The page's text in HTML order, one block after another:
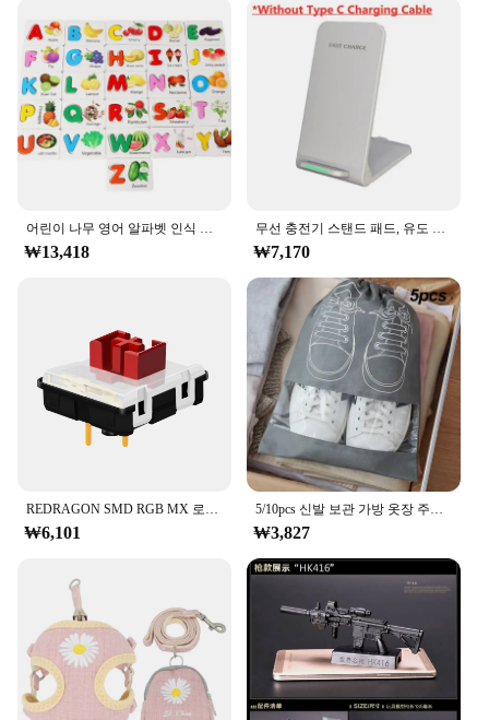
Type and Category: Educational Supplies
Shape or Size or Weight or Quantity: Each set
contains 52 cards
Performance and Property: Easy to handle and
shuffle, perfect for interactive learning
Features:
**Engaging Learning Experience**
The merka Alphabet Cards are an essential tool for
set contains 52 colorful cards, each featuring a
unique illustration of a letter from the Korean
alphabet. These cards are not just educational tools;
they are designed to be engaging and interactive,
making the learning process enjoyable and
effective. The vibrant colors and captivating
illustrations make it easy for children and adults
alike to remember and associate each letter with its
corresponding sound.
**Versatile and Accessible**
Whether you're a teacher, a parent, or an individual
looking to expand your language skills, these merka
Alphabet Cards are versatile and accessible. They
are perfect for classroom settings, homeschooling,
or even as a fun activity for family bonding. The
cards are lightweight and easy to handle, making
them ideal for a variety of educational scenarios.
Their compact size also makes them easy to
transport, allowing you to take your learning on the
go.
**For Educators and Vendors**
어린이 나무 영어 알파벳 인식 카드, 아기 계몽 편지, 과일 및 야채 조기 교육, 나무 장난감
₩13,418
무선 충전기 스탠드 패드, 유도 고속 충전 독 스테이션, 아이폰 15, 14, 13, 12, 11 프로, 삼성, 샤오미 휴대폰 충전기, 30W
₩7,170
REDRAGON SMD RGB MX 로우 프로파일 5.5 스위치 3Pin Clicky 선형 촉각 침묵 키보드 레드 블랙 블루 브라운 스위치
₩6,101
5/10pcs 신발 보관 가방 옷장 주최자 비 짠 여행 휴대용 가방 방수 포켓 의류 분류 그리기 교수형 가방
₩3,827